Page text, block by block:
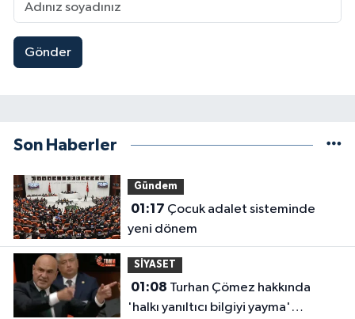
Gönder
Son Haberler
Gündem
01:17
yeni dönem
SİYASET
01:08
'halkı yanıltıcı bilgiyi yayma'